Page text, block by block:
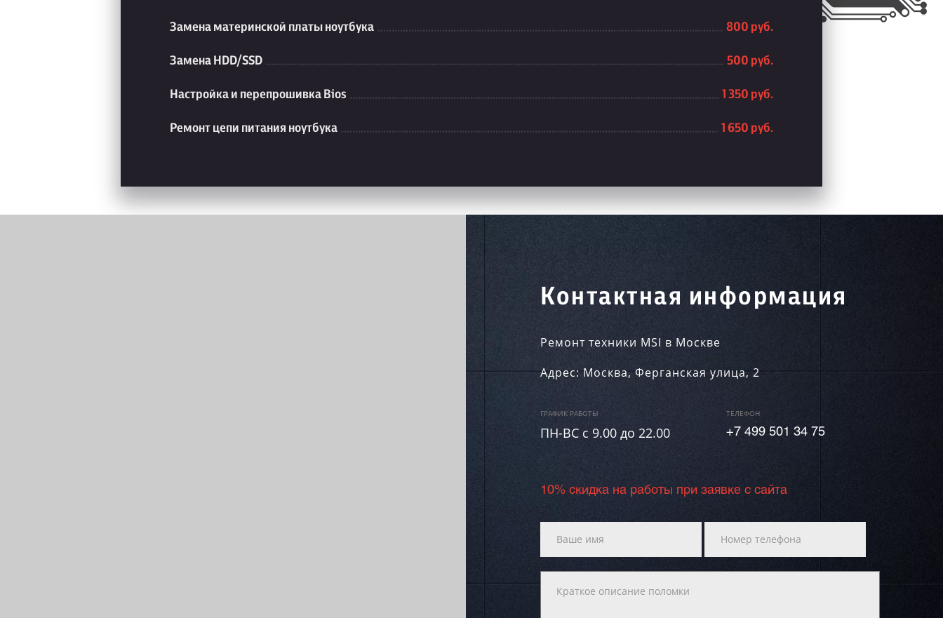
Замена материнской платы ноутбука 800 руб.
Замена HDD/SSD 500 руб.
Настройка и перепрошивка Bios 1 350 руб.
Ремонт цепи питания ноутбука 1 650 руб.
Контактная информация
Ремонт техники MSI в Москве
Адрес:Москва,Ферганская улица, 2
ГРАФИК РАБОТЫ
ПН-ВC c 9.00 до 22.00
ТЕЛЕФОН
+7 499 501 34 75
10% скидка на работы при заявке с сайта